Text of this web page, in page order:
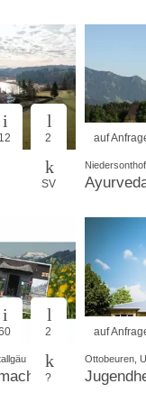
12 2
SV
auf
2
?
auf
Ottobeuren,